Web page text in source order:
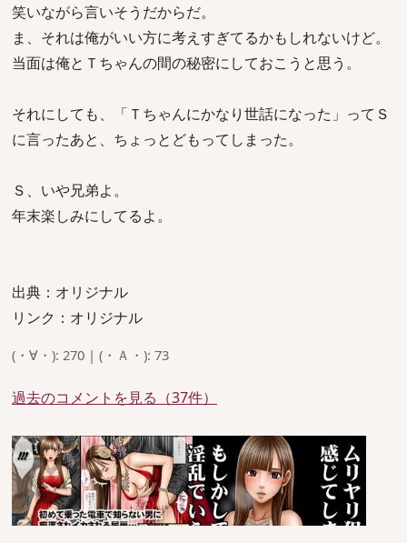
笑いながら言いそうだからだ。
ま、それは俺がいい方に考えすぎてるかもしれないけど。
当面は俺とＴちゃんの間の秘密にしておこうと思う。
それにしても、「Ｔちゃんにかなり世話になった」ってＳ
に言ったあと、ちょっとどもってしまった。
Ｓ、いや兄弟よ。
年末楽しみにしてるよ。
出典：オリジナル
リンク：オリジナル
(・∀・): 270 | (・Ａ・): 73
過去のコメントを見る（37件）